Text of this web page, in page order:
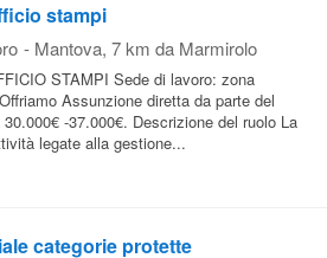
stampi
- Mantova, 7 km da Marmirolo
STAMPI Sede di lavoro: zona
Assunzione diretta da parte del
-37.000€. Descrizione del ruolo La
legate alla gestione...
categorie protette